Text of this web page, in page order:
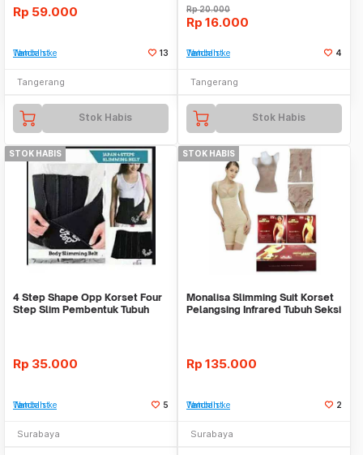
Rp 59.000
Tambah ke Watchlist 13
Tangerang
Stok Habis
Rp20.000
Rp 16.000
Tambah ke Watchlist 4
Tangerang
Stok Habis
STOK HABIS
4 Step Shape Opp Korset Four
Step Slim Pembentuk Tubuh
Rp 35.000
Tambah ke Watchlist 5
Surabaya
STOK HABIS
Monalisa Slimming Suit Korset
Pelangsing Infrared Tubuh Seksi
Rp 135.000
Tambah ke Watchlist 2
Surabaya